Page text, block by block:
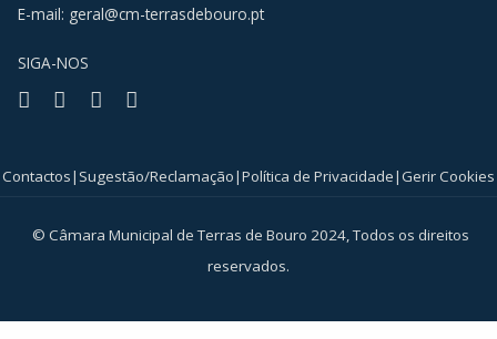
E-mail: geral@cm-terrasdebouro.pt
SIGA-NOS
Facebook
Youtube
Instagram
© Câmara Municipal de Terras de Bouro 2024, Todos os direitos
reservados.
Contactos| Sugestão/Reclamação|Política de Privacidade|Gerir Cookies